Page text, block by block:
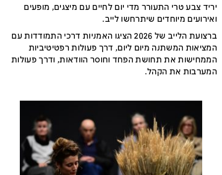
יריד צבע טרי התעורר מדי יום לחיים עם מיצגים, מופעים
ואירועים מיוחדים שיתרחשו לייב.
ברצועת הלייב של 2026 הציגו האמניות דרכי התמודדות עם
המציאות המשתנה מיום ליום, דרך פעולות רפטיטיביות
הממחישות את תחושת הפחד וחוסר הוודאות, ודרך פעולות
המערבות את הקהל.